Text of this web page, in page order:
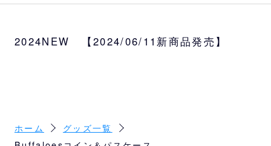
2024NEW 【2024/06/11新商品発売】
ホーム
グッズ一覧